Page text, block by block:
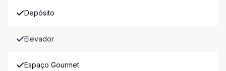
Depósito
Elevador
Espaço Gourmet